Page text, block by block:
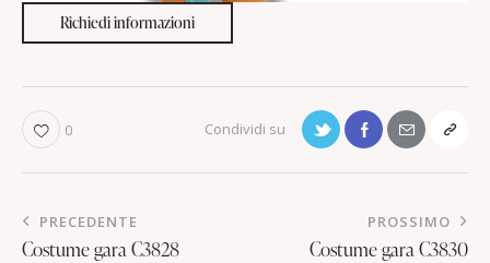
Richiedi informazioni
0
PRECEDENTE
Costume gara C3828
PROSSIMO
Costume gara C3830